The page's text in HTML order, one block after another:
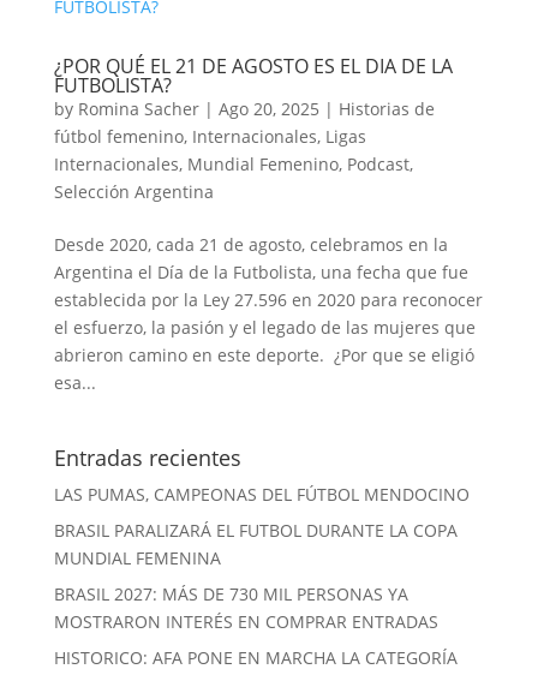
¿POR QUÉ EL 21 DE AGOSTO ES EL DIA DE LA
FUTBOLISTA?
by Romina Sacher| Ago 20, 2025 | Historias de
fútbol femenino, Internacionales, Ligas
Internacionales, Mundial Femenino, Podcast,
Selección Argentina
Desde 2020, cada 21 de agosto, celebramos en la
Argentina el Día de la Futbolista, una fecha que fue
establecida por la Ley 27.596 en 2020 para reconocer
el esfuerzo, la pasión y el legado de las mujeres que
abrieron camino en este deporte. ¿Por que se eligió
esa...
Entradas recientes
LAS PUMAS, CAMPEONAS DEL FÚTBOL MENDOCINO
BRASIL PARALIZARÁ EL FUTBOL DURANTE LA COPA
MUNDIAL FEMENINA
BRASIL 2027: MÁS DE 730 MIL PERSONAS YA
MOSTRARON INTERÉS EN COMPRAR ENTRADAS
HISTORICO: AFA PONE EN MARCHA LA CATEGORÍA